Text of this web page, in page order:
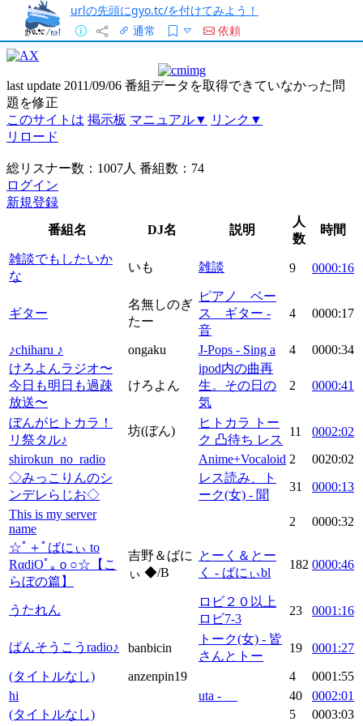
urlの先頭にgyo.tc/を付けてみよう！
通常
依頼